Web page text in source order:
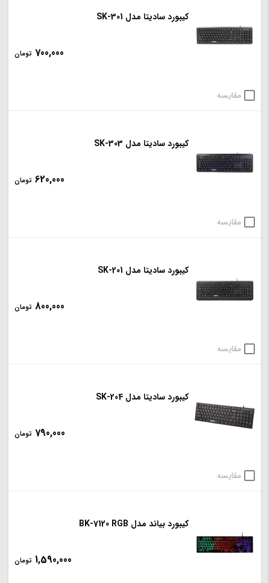
کیبورد سادیتا مدل SK-301
700,000 تومان
مقایسه
کیبورد سادیتا مدل SK-303
620,000 تومان
مقایسه
کیبورد سادیتا مدل SK-201
800,000 تومان
مقایسه
کیبورد سادیتا مدل SK-204
790,000 تومان
مقایسه
کیبورد بیاند مدل BK-7120 RGB
1,590,000 تومان